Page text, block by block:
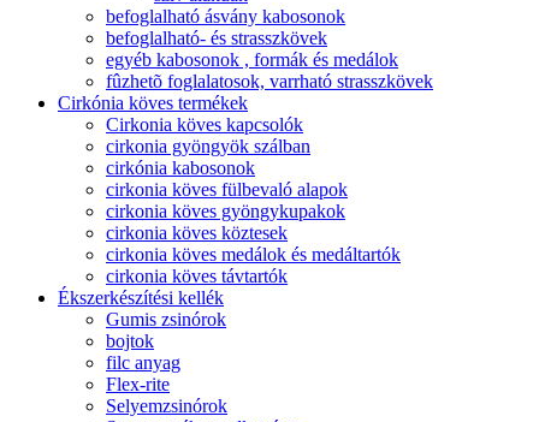
befoglalható ásvány kabosonok
befoglalható- és strasszkövek
egyéb kabosonok , formák és medálok
fûzhetõ foglalatosok, varrható strasszkövek
Cirkónia köves termékek
Cirkonia köves kapcsolók
cirkonia gyöngyök szálban
cirkónia kabosonok
cirkonia köves fülbevaló alapok
cirkonia köves gyöngykupakok
cirkonia köves köztesek
cirkonia köves medálok és medáltartók
cirkonia köves távtartók
Ékszerkészítési kellék
Gumis zsinórok
bojtok
filc anyag
Flex-rite
Selyemzsinórok